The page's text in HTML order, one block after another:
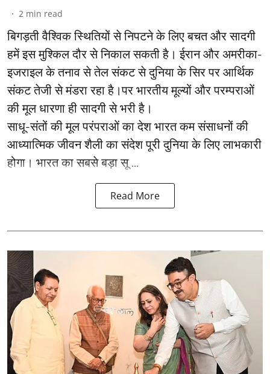
2 min read
बिगड़ती वैश्विक स्थितियों से निपटने के लिए बचत और सादगी
हमें इस मुश्किल दौर से निकाल सकती है। ईरान और अमरीका-
इजराइल के तनाव से तेल संकट से दुनिया के सिर पर आर्थिक
संकट तेजी से मंडरा रहा है।पर भारतीय मूल्यों और परम्पराओं
की मूल धारणा ही सादगी से भरी है।
साधू-संतों की मूल परंपराओं का देश भारत कम संसाधनों की
आध्यात्मिक जीवन शैली का संदेश पूरी दुनिया के लिए लाभकारी
होगा। भारत का सबसे बड़ा सू ...
Read More